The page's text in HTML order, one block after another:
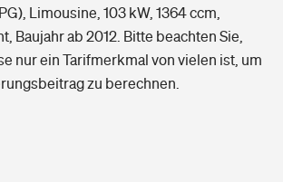
Limousine, 103 kW, 1364 ccm,
Baujahr ab 2012. Bitte beachten Sie,
nur ein Tarifmerkmal von vielen ist, um
zu berechnen.